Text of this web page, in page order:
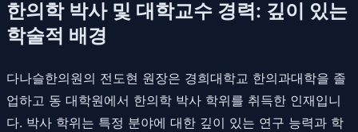
한의학 박사 및 대학교수 경력: 깊이 있는
학술적 배경
다나슬한의원의 전도현 원장은 경희대학교 한의과대학을 졸
업하고 동 대학원에서 한의학 박사 학위를 취득한 인재입니
다. 박사 학위는 특정 분야에 대한 깊이 있는 연구 능력과 학